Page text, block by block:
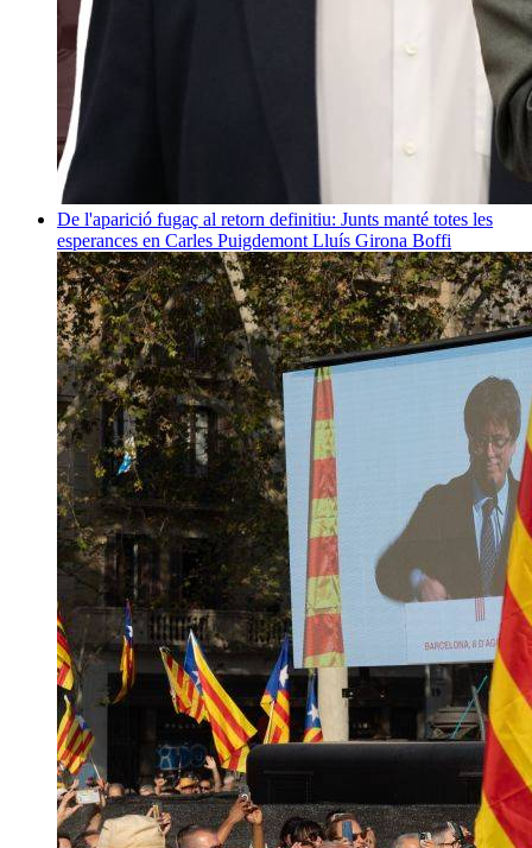
De l'aparició fugaç al retorn definitiu: Junts manté totes les
esperances en Carles Puigdemont Lluís Girona Boffi